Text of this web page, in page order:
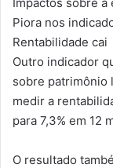
Piora nos
Rentabilidade cai
Outro indicador
sobre patrimônio
medir a
para 7,3% em 12
O resultado